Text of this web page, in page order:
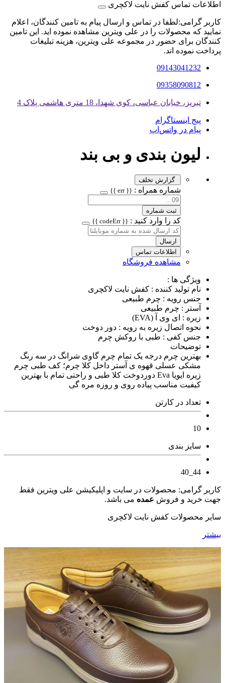
اطلاعات تماس کفش نایت لاکچری
کاربر گرامی:لطفا در تماس و ارسال پیام به تامین کنندگان، اعلام
نمایید که محصولات را در علی ویترین مشاهده نموده اید. این تامین
کنندگان برای حضور در مجموعه علی ویترین، هزینه تبلیغات
پرداخت نموده اند.
09143041232
09358090812
تبریز، خیابان عباسی، کوی شهدا، 18 متری هاشمی پلاک 4
پیج اینستاگرام
پیام در واتس‌اپ
لیون بندی و بی بند
گزارش تخلف
شماره همراه : {{ err }}
ثبت شماره
کد را وارد کنید : {{ codeErr }}
ارسال
اطلاعات تماس
مشاهده فروشگاه
ویژگی ها :
نام تولید کننده : کفش نایت لاکچری
جنس رویه : چرم طبیعی
آستر : چرم طبیعی
زیره : ای وی آ (EVA)
نحوه اتصال زیره به رویه : دور دوخت
جنس کفی : طبی با روکش چرم
توضیحات
بهترین چرم درجه یک تمام چرم گاوی شرانگ در سه رنگ
مشکی عسلی قهوه ی آستر داخل کلا چرم؛ کف طبی چرم
زیره ایویا Eva دوردوخت کلا طبی و راحتی تمام با بهترین
کیفیت مناسب پیاده روی و روزه مره گی
تعداد در کارتن
10
سایز بندی
44_40
کاربر گرامی: محصولات در سایت و اپلیکیشن علی ویترین فقط
جهت خرید و فروش عمده می باشد.
سایر محصولات کفش نایت لاکچری
بیشتر